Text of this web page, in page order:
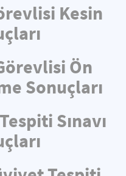
Kesin
Ön
Sonuçları
Sınavı